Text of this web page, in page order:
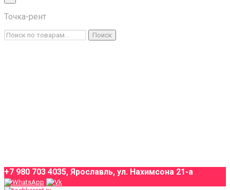
Каталог товаров
Условия аренды
Точка-рент
Искать:
Поиск
+7 980 703 4035, Ярославль, ул. Нахимсона 21-а